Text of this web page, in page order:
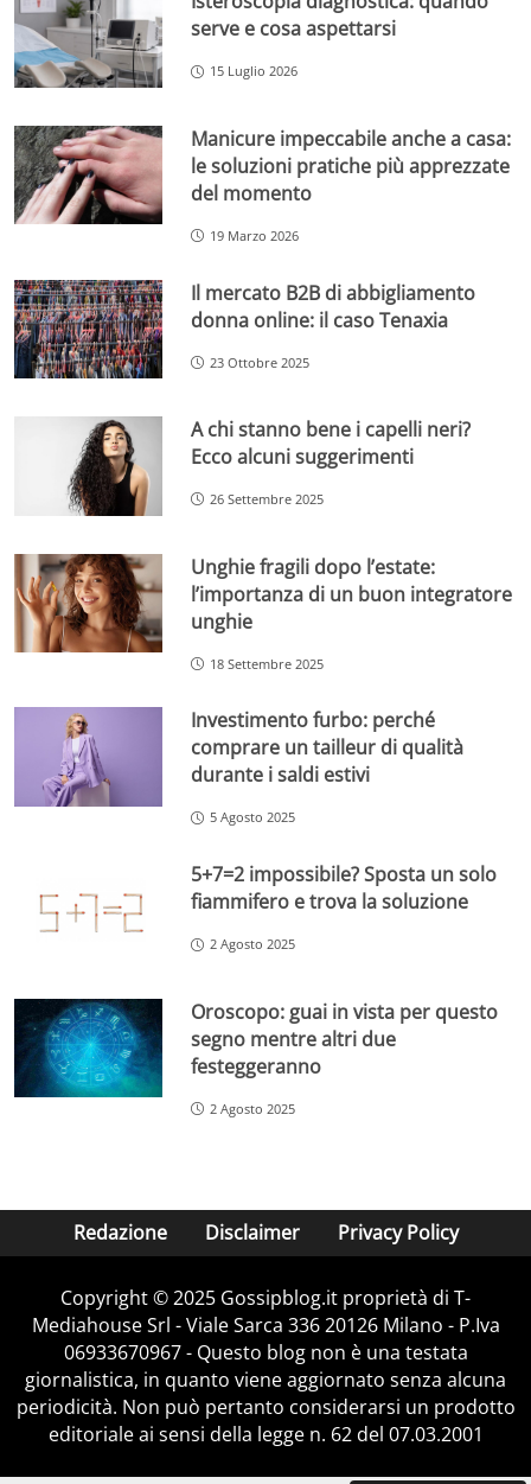
serve e cosa aspettarsi
15 Luglio 2026
Manicure impeccabile anche a casa:
le soluzioni pratiche più apprezzate
del momento
19 Marzo 2026
Il mercato B2B di abbigliamento
donna online: il caso Tenaxia
23 Ottobre 2025
A chi stanno bene i capelli neri?
Ecco alcuni suggerimenti
26 Settembre 2025
Unghie fragili dopo l’estate:
l’importanza di un buon integratore
unghie
18 Settembre 2025
Investimento furbo: perché
comprare un tailleur di qualità
durante i saldi estivi
5 Agosto 2025
5+7=2 impossibile? Sposta un solo
fiammifero e trova la soluzione
2 Agosto 2025
Oroscopo: guai in vista per questo
segno mentre altri due
festeggeranno
2 Agosto 2025
Redazione Disclaimer Privacy Policy
Copyright © 2025 Gossipblog.it proprietà di T-
Mediahouse Srl - Viale Sarca 336 20126 Milano - P.Iva
06933670967 - Questo blog non è una testata
giornalistica, in quanto viene aggiornato senza alcuna
periodicità. Non può pertanto considerarsi un prodotto
editoriale ai sensi della legge n. 62 del 07.03.2001